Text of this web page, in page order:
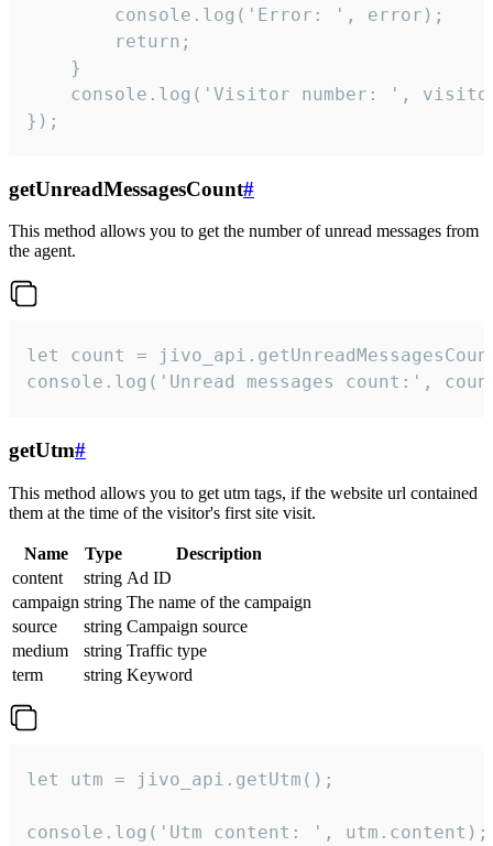
        console.log('Error: ', error);
        return;
    }
console.log('Visitor number: ',
});
getUnreadMessagesCount#
This method allows you to get the number of unread messages from
the agent.
let count =
console.log('Unread messages count:',
getUtm#
This method allows you to get utm tags, if the website url contained
them at the time of the visitor's first site visit.
Name Type
Description
content
string Ad ID
campaign string The name of the campaign
source
string Campaign source
medium
string Traffic type
term
string Keyword
let utm = jivo_api.getUtm();
console.log('Utm content: ', utm.content);